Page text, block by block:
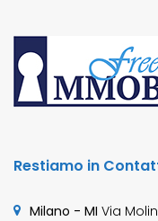
Restiamo in
Milano - MI Via